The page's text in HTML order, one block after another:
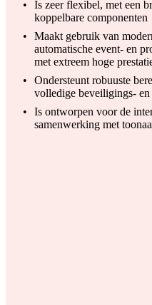
Is zeer flexibel, met een
koppelbare componenten
Maakt gebruik van
automatische event- en
met extreem hoge
Ondersteunt robuuste
volledige beveiligings-
Is ontworpen voor de
samenwerking met